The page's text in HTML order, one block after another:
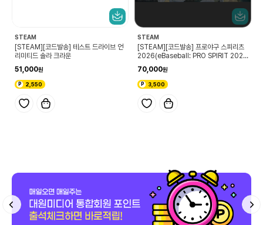
STEAM
[STEAM][코드발송] 테스트 드라이브 언
리미티드 솔라 크라운
51,000
2,550
STEAM
[STEAM][코드발송] 프로야구 스피리츠
2026(eBaseball: PRO SPIRIT 202
70,000
3,500